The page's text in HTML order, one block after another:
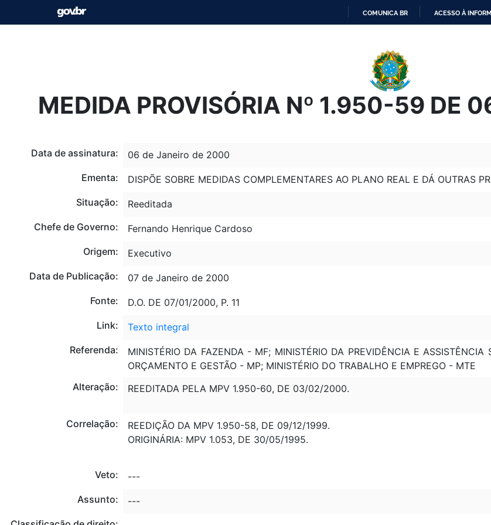
O
CONTEÚDO
COMUNICA BR ACESSO À
MEDIDA PROVISÓRIA Nº 1.950-59 DE
Data de assinatura:
06 de Janeiro de 2000
Ementa:
DISPÕE SOBRE MEDIDAS COMPLEMENTARES AO PLANO REAL E DÁ OUTRAS
Situação:
Reeditada
Chefe de Governo:
Fernando Henrique Cardoso
Origem:
Executivo
Data de Publicação:
07 de Janeiro de 2000
Fonte:
D.O. DE 07/01/2000, P. 11
Link:
Texto integral
Referenda:
MINISTÉRIO DA FAZENDA - MF; MINISTÉRIO DA PREVIDÊNCIA E
ORÇAMENTO E GESTÃO - MP; MINISTÉRIO DO TRABALHO E EMPREGO - MTE
Alteração:
REEDITADA PELA MPV 1.950-60, DE 03/02/2000.
Correlação:
REEDIÇÃO DA MPV 1.950-58, DE 09/12/1999.
ORIGINÁRIA: MPV 1.053, DE 30/05/1995.
Veto:
---
Assunto:
---